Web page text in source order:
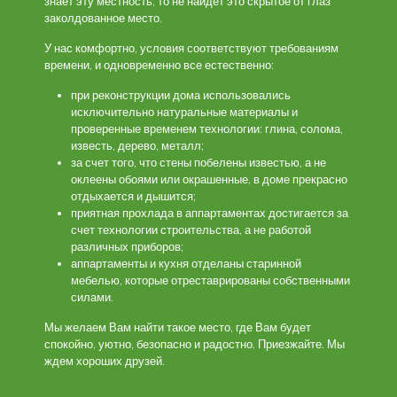
заколдованное место.
У нас комфортно, условия соответствуют требованиям
времени, и одновременно все естественно:
при реконструкции дома использовались
исключительно натуральные материалы и
проверенные временем технологии: глина, солома,
известь, дерево, металл;
за счет того, что стены побелены известью, а не
оклеены обоями или окрашенные, в доме прекрасно
отдыхается и дышится;
приятная прохлада в аппартаментах достигается за
счет технологии строительства, а не работой
различных приборов;
аппартаменты и кухня отделаны старинной
мебелью, которые отреставрированы собственными
силами.
Мы желаем Вам найти такое место, где Вам будет
спокойно, уютно, безопасно и радостно. Приезжайте. Мы
ждем хороших друзей.